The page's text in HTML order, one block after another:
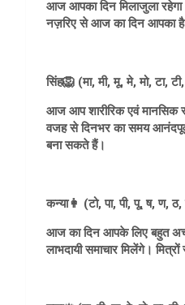
आज आपका दिन मिलाजुला रहेगा
नज़रिए से आज का दिन आपका
सिंह🦁 (मा, मी, मू, मे, मो, टा,
आज आप शारीरिक एवं मानसिक
वजह से दिनभर का समय
बना सकते हैं।
कन्या👩 (टो, पा, पी, पू, ष, ण, ठ,
आज का दिन आपके लिए बहुत
लाभदायी समाचार मिलेंगे।